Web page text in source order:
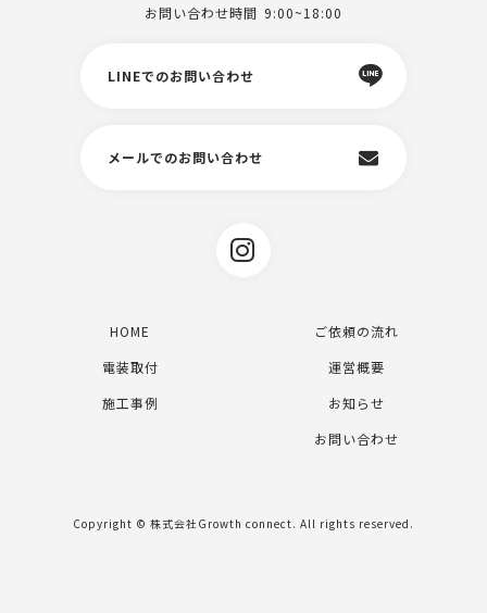
お問い合わせ時間 9:00~18:00
LINEでのお問い合わせ
メールでのお問い合わせ
HOME
電装取付
施工事例
ご依頼の流れ
運営概要
お知らせ
お問い合わせ
Copyright © 株式会社Growth connect. All rights reserved.